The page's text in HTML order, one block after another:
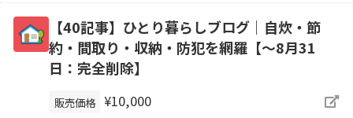
【40記事】ひとり暮らしブログ｜自炊・節
約・間取り・収納・防犯を網羅【～8月31
日：完全削除】
販売価格 ¥10,000